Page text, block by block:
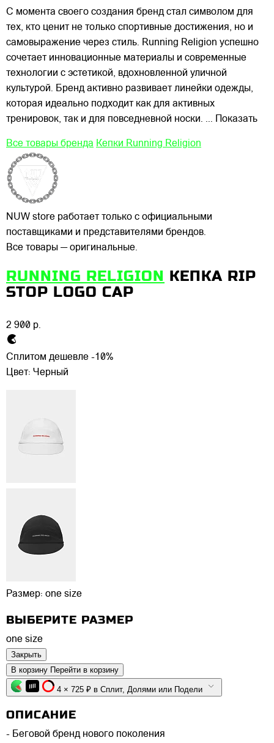
С момента своего создания бренд стал символом для
тех, кто ценит не только спортивные достижения, но и
самовыражение через стиль. Running Religion успешно
сочетает инновационные материалы и современные
технологии с эстетикой, вдохновленной уличной
культурой. Бренд активно развивает линейки одежды,
которая идеально подходит как для активных
тренировок, так и для повседневной носки. ... Показать
Все товары бренда Кепки Running Religion
NUW store работает только с официальными
поставщиками и представителями брендов.
Все товары — оригинальные.
RUNNING RELIGION КЕПКА RIP
STOP LOGO CAP
2 900 р.
Сплитом дешевле -10%
Цвет: Черный
Размер: one size
ВЫБЕРИТЕ РАЗМЕР
one size
Закрыть
В корзину Перейти в корзину
4 × 725 ₽ в Сплит, Долями или Подели
ОПИСАНИЕ
- Беговой бренд нового поколения